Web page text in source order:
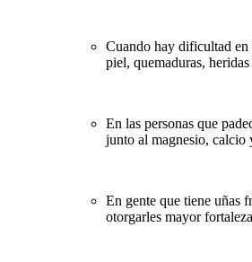
Cuando hay dificultad
piel, quemaduras,
En las personas que
junto al magnesio, calcio
En gente que tiene uñas
otorgarles mayor